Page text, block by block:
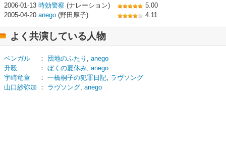
2006-01-13 時効警察 (ナレーション)
5.00
2005-04-20 anego (野田厚子) 4.11
よく共演している人物
ベンガル ： 団地のふたり , anego
升毅
： ぼくの夏休み, anego
宇崎竜童
： 一橋桐子の犯罪日記, ラヴソング
山口紗弥加 ： ラヴソング, anego